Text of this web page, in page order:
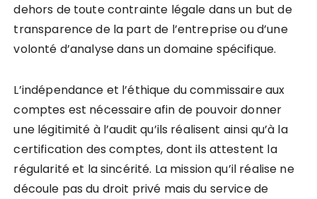
dehors de toute contrainte légale dans un but de
transparence de la part de l’entreprise ou d’une
volonté d’analyse dans un domaine spécifique.
L’indépendance et l’éthique du commissaire aux
comptes est nécessaire afin de pouvoir donner
une légitimité à l’audit qu’ils réalisent ainsi qu’à la
certification des comptes, dont ils attestent la
régularité et la sincérité. La mission qu’il réalise ne
découle pas du droit privé mais du service de